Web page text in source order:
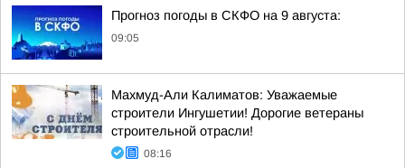
Прогноз погоды в СКФО на 9 августа:
09:05
Махмуд-Али Калиматов: Уважаемые
строители Ингушетии! Дорогие ветераны
строительной отрасли!
08:16